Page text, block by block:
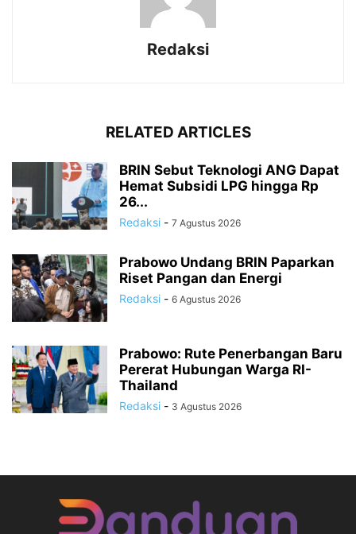
Redaksi
RELATED ARTICLES
BRIN Sebut Teknologi ANG Dapat
Hemat Subsidi LPG hingga Rp
26...
Redaksi - 7 Agustus 2026
Prabowo Undang BRIN Paparkan
Riset Pangan dan Energi
Redaksi - 6 Agustus 2026
Prabowo: Rute Penerbangan Baru
Pererat Hubungan Warga RI-
Thailand
Redaksi - 3 Agustus 2026